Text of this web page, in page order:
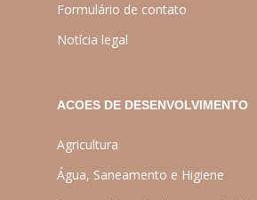
Formulário de contato
Notícia legal
ACOES DE DESENVOLVIMENTO
Agricultura
Água, Saneamento e Higiene